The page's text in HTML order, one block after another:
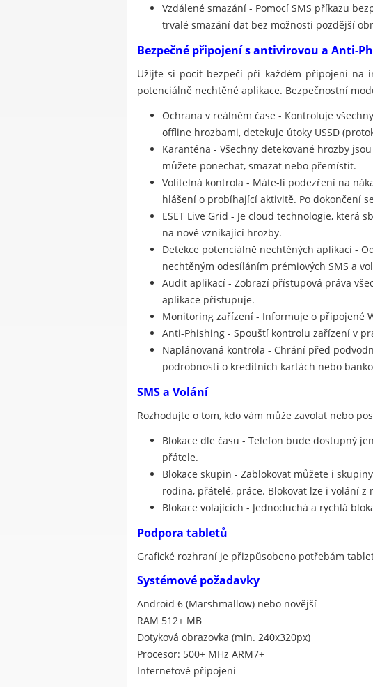
Vzdálené smazání - Pomocí SMS příkazu
trvalé smazání dat bez možnosti pozdější
Bezpečné připojení s antivirovou a Anti-
Užijte si pocit bezpečí při každém připojení na
potenciálně nechtěné aplikace. Bezpečnostní
Ochrana v reálném čase - Kontroluje
offline hrozbami, detekuje útoky USSD
Karanténa - Všechny detekované hrozby
můžete ponechat, smazat nebo přemístit.
Volitelná kontrola - Máte-li podezření na
hlášení o probíhající aktivitě. Po dokončení
ESET Live Grid - Je cloud technologie, která
na nově vznikající hrozby.
Detekce potenciálně nechtěných aplikací -
nechtěným odesíláním prémiových SMS a
Audit aplikací - Zobrazí přístupová práva
aplikace přistupuje.
Monitoring zařízení - Informuje o připojené
Anti-Phishing - Spouští kontrolu zařízení v
Naplánovaná kontrola - Chrání před
podrobnosti o kreditních kartách nebo
SMS a Volání
Rozhodujte o tom, kdo vám může zavolat nebo
Blokace dle času - Telefon bude dostupný
přátele.
Blokace skupin - Zablokovat můžete i
rodina, přátelé, práce. Blokovat lze i volání z
Blokace volajících - Jednoduchá a rychlá
Podpora tabletů
Grafické rozhraní je přizpůsobeno potřebám
Systémové požadavky
Android 6 (Marshmallow) nebo novější
RAM 512+ MB
Dotyková obrazovka (min. 240x320px)
Procesor: 500+ MHz ARM7+
Internetové připojení